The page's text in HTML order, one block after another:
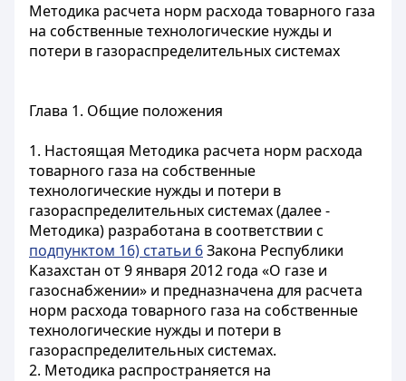
Методика расчета норм расхода товарного газа
на собственные технологические нужды и
потери в газораспределительных системах
Глава 1. Общие положения
1. Настоящая Методика расчета норм расхода
товарного газа на собственные
технологические нужды и потери в
газораспределительных системах (далее -
Методика) разработана в соответствии с
подпунктом 16) статьи 6Закона Республики
Казахстан от 9 января 2012 года «О газе и
газоснабжении» и предназначена для расчета
норм расхода товарного газа на собственные
технологические нужды и потери в
газораспределительных системах.
2. Методика распространяется на